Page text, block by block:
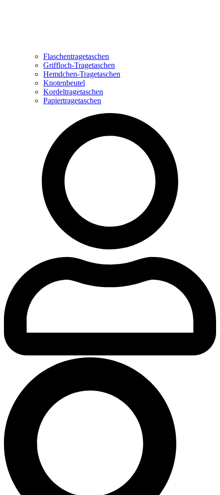
Flaschentragetaschen
Griffloch-Tragetaschen
Hemdchen-Tragetaschen
Knotenbeutel
Kordeltragetaschen
Papiertragetaschen